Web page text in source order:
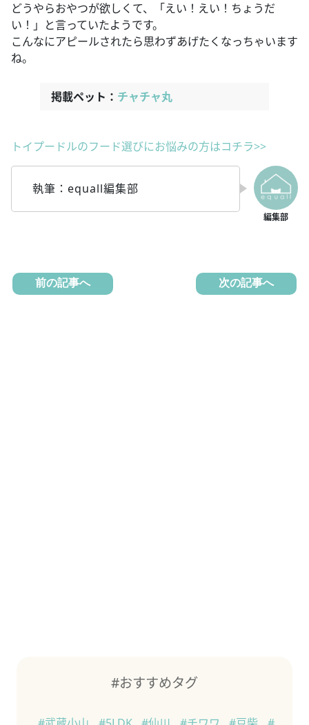
どうやらおやつが欲しくて、「えい！えい！ちょうだ
い！」と言っていたようです。
こんなにアピールされたら思わずあげたくなっちゃいます
ね。
掲載ペット： チャチャ丸
トイプードルのフード選びにお悩みの方はコチラ>>
執筆：equall編集部
前の記事へ 次の記事へ
#おすすめタグ